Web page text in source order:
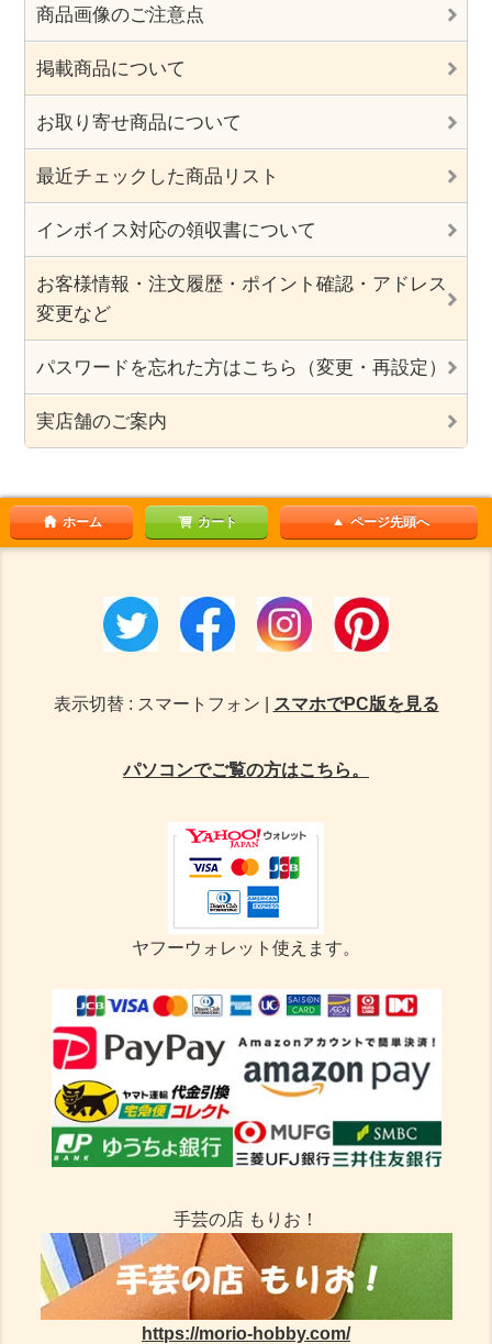
商品画像のご注意点
掲載商品について
お取り寄せ商品について
最近チェックした商品リスト
インボイス対応の領収書について
お客様情報・注文履歴・ポイント確認・アドレス
変更など
パスワードを忘れた方はこちら（変更・再設定）
実店舗のご案内
ホーム カート ページ先頭へ
表示切替 : スマートフォン | スマホでPC版を見る
パソコンでご覧の方はこちら。
ヤフーウォレット使えます。
手芸の店 もりお！
https://morio-hobby.com/